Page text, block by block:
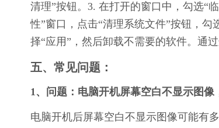
清理”按钮。3. 在打开的窗口中，勾选“
性”窗口，点击“清理系统文件”按钮，勾
择“应用”，然后卸载不需要的软件。通
五、常见问题：
1、问题：电脑开机屏幕空白不显示图像
电脑开机后屏幕空白不显示图像可能有